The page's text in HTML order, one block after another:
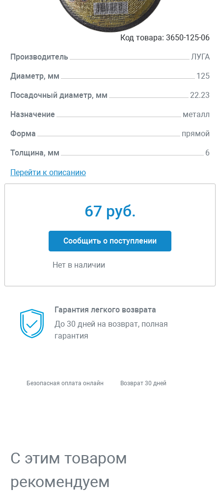
Код товара: 3650-125-06
Производитель ЛУГА
Диаметр, мм 125
Посадочный диаметр, мм 22.23
Назначение металл
Форма прямой
Толщина, мм 6
Перейти к описанию
67 руб.
Сообщить о поступлении
Нет в наличии
Гарантия легкого возврата
До 30 дней на возврат, полная
гарантия
Безопасная оплата онлайн Возврат 30 дней
С этим товаром
рекомендуем